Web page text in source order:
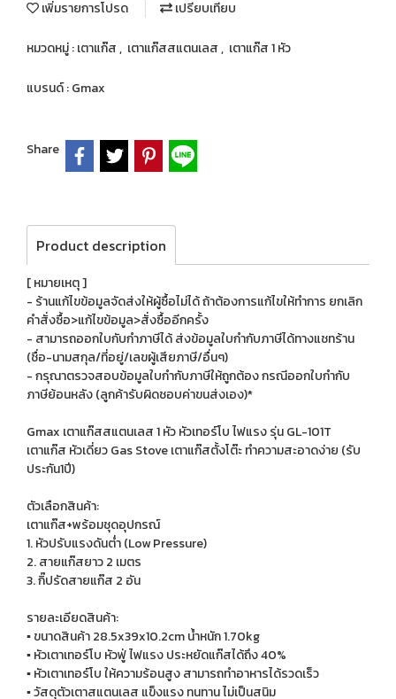
เพิ่มรายการโปรด เปรียบเทียบ
หมวดหมู่ :เตาแก๊ส, เตาแก๊สสแตนเลส, เตาแก๊ส 1 หัว
แบรนด์ :Gmax
Share
Product description
[ หมายเหตุ ]
- ร้านแก้ไขข้อมูลจัดส่งให้ผู้ซื้อไม่ได้ ถ้าต้องการแก้ไขให้ทำการ ยกเลิก
คำสั่งซื้อ>แก้ไขข้อมูล>สั่งซื้ออีกครั้ง
- สามารถออกใบกับกำภาษีได้ ส่งข้อมูลใบกำกับภาษีได้ทางแชทร้าน
(ชื่อ-นามสกุล/ที่อยู่/เลขผู้เสียภาษี/อื่นๆ)
- กรุณาตรวจสอบข้อมูลใบกำกับภาษีให้ถูกต้อง กรณีออกใบกำกับ
ภาษีย้อนหลัง (ลูกค้ารับผิดชอบค่าขนส่งเอง)*
Gmax เตาแก๊สสแตนเลส 1 หัว หัวเทอร์โบ ไฟแรง รุ่น GL-101T
เตาแก๊ส หัวเดี่ยว Gas Stove เตาแก๊สตั้งโต๊ะ ทำความสะอาดง่าย (รับ
ประกัน1ปี)
ตัวเลือกสินค้า:
เตาแก๊ส+พร้อมชุดอุปกรณ์
1. หัวปรับแรงดันต่ำ (Low Pressure)
2. สายแก๊สยาว 2 เมตร
3. กิ๊ปรัดสายแก๊ส 2 อัน
รายละเอียดสินค้า:
▪️ ขนาดสินค้า 28.5x39x10.2cm น้ำหนัก 1.70kg
▪️ หัวเตาเทอร์โบ หัวฟู่ ไฟแรง ประหยัดแก๊สได้ถึง 40%
▪️ หัวเตาเทอร์โบ ให้ความร้อนสูง สามารถทำอาหารได้รวดเร็ว
▪️ วัสดุตัวเตาสแตนเลส แข็งแรง ทนทาน ไม่เป็นสนิม